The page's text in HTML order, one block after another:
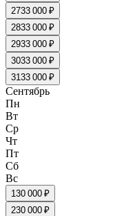
2733 000 ₽
2833 000 ₽
2933 000 ₽
3033 000 ₽
3133 000 ₽
Сентябрь
Пн
Вт
Ср
Чт
Пт
Сб
Вс
130 000 ₽
230 000 ₽